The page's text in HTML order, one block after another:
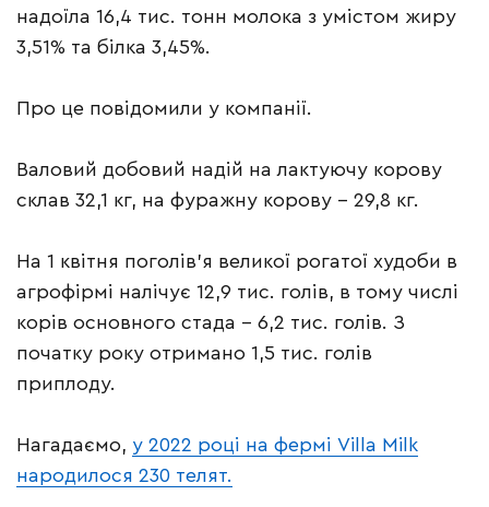
надоїла 16,4 тис. тонн молока з умістом жиру
3,51% та білка 3,45%.
Про це повідомили у компанії.
Валовий добовий надій на лактуючу корову
склав 32,1 кг, на фуражну корову – 29,8 кг.
На 1 квітня поголів’я великої рогатої худоби в
агрофірмі налічує 12,9 тис. голів, в тому числі
корів основного стада – 6,2 тис. голів. З
початку року отримано 1,5 тис. голів
приплоду.
Нагадаємо, у 2022 році на фермі Villa Milk
народилося 230 телят.